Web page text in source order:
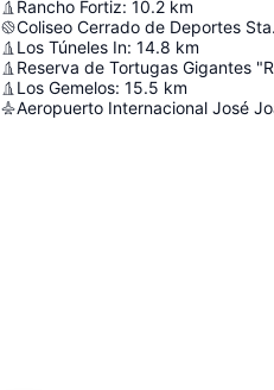
Rancho Fortiz: 10.2 km
Coliseo Cerrado de Deportes
Los Túneles In: 14.8 km
Reserva de Tortugas Gigantes
Los Gemelos: 15.5 km
Aeropuerto Internacional José